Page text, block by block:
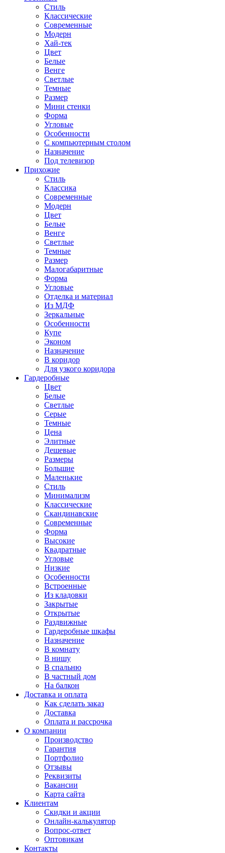
Стиль
Классические
Современные
Модерн
Хай-тек
Цвет
Белые
Венге
Светлые
Темные
Размер
Мини стенки
Форма
Угловые
Особенности
С компьютерным столом
Назначение
Под телевизор
Прихожие
Стиль
Классика
Современные
Модерн
Цвет
Белые
Венге
Светлые
Темные
Размер
Малогабаритные
Форма
Угловые
Отделка и материал
Из МДФ
Зеркальные
Особенности
Купе
Эконом
Назначение
В коридор
Для узкого коридора
Гардеробные
Цвет
Белые
Светлые
Серые
Темные
Цена
Элитные
Дешевые
Размеры
Большие
Маленькие
Стиль
Минимализм
Классические
Скандинавские
Современные
Форма
Высокие
Квадратные
Угловые
Низкие
Особенности
Встроенные
Из кладовки
Закрытые
Открытые
Раздвижные
Гардеробные шкафы
Назначение
В комнату
В нишу
В спальню
В частный дом
На балкон
Доставка и оплата
Как сделать заказ
Доставка
Оплата и рассрочка
О компании
Производство
Гарантия
Портфолио
Отзывы
Реквизиты
Вакансии
Карта сайта
Клиентам
Скидки и акции
Онлайн-калькулятор
Вопрос-ответ
Оптовикам
Контакты